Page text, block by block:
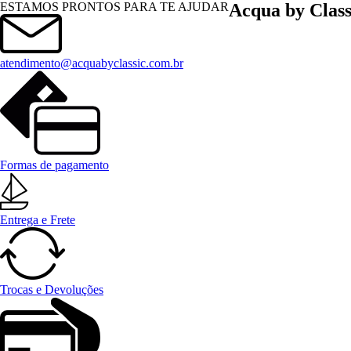
ESTAMOS PRONTOS PARA TE AJUDAR
atendimento@acquabyclassic.com.br
Formas de pagamento
Entrega e Frete
Trocas e Devoluções
Acqua by